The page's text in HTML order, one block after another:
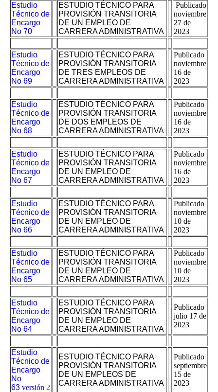
Estudio
Técnico de
Encargo
No 70
ESTUDIO TÉCNICO PARA
PROVISIÓN TRANSITORIA
DE UN EMPLEO DE
CARRERA ADMINISTRATIVA
Publicado
noviembre
27 de
2023
Estudio
Técnico de
Encargo
No 69
ESTUDIO TÉCNICO PARA
PROVISIÓN TRANSITORIA
DE TRES EMPLEOS DE
CARRERA ADMINISTRATIVA
Publicado
noviembre
16 de
2023
Estudio
Técnico de
Encargo
No 68
ESTUDIO TÉCNICO PARA
PROVISIÓN TRANSITORIA
DE DOS EMPLEOS DE
CARRERA ADMINISTRATIVA
Publicado
noviembre
16 de
2023
Estudio
Técnico de
Encargo
No 67
ESTUDIO TÉCNICO PARA
PROVISIÓN TRANSITORIA
DE UN EMPLEO DE
CARRERA ADMINISTRATIVA
Publicado
noviembre
16 de
2023
Estudio
Técnico de
Encargo
No 66
ESTUDIO TÉCNICO PARA
PROVISIÓN TRANSITORIA
DE UN EMPLEO DE
CARRERA ADMINISTRATIVA
Publicado
noviembre
10 de
2023
Estudio
Técnico de
Encargo
No 65
ESTUDIO TÉCNICO PARA
PROVISIÓN TRANSITORIA
DE UN EMPLEO DE
CARRERA ADMINISTRATIVA
Publicado
noviembre
10 de
2023
Estudio
Técnico de
Encargo
No 64
ESTUDIO TÉCNICO PARA
PROVISIÓN TRANSITORIA
DE UN EMPLEO DE
CARRERA ADMINISTRATIVA
Publicado
julio 17 de
2023
Estudio
Técnico de
Encargo
No
63 versión 2
ESTUDIO TÉCNICO PARA
PROVISIÓN TRANSITORIA
DE UN EMPLEOS DE
CARRERA ADMINISTRATIVA
Publicado
septiembre
15 de
2023